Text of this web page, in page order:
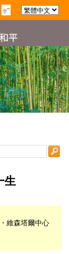
生
維森塔爾中心